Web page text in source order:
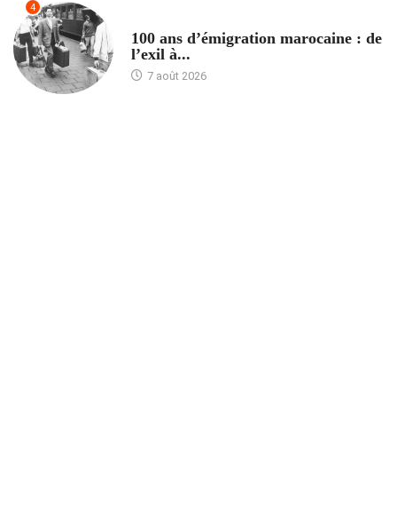
4
100 ans d’émigration marocaine : de
l’exil à...
7 août 2026